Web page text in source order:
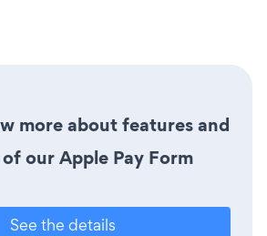
more about features and
our Apple Pay Form
See the details